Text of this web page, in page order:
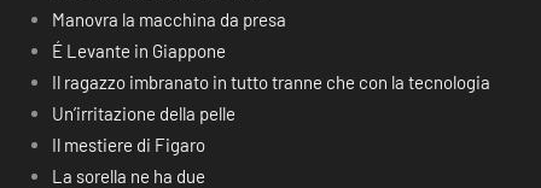
Manovra la macchina da presa
É Levante in Giappone
Il ragazzo imbranato in tutto tranne che con la tecnologia
Un’irritazione della pelle
Il mestiere di Figaro
La sorella ne ha due